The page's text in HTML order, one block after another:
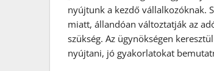
nyújtunk a kezdő vállalkozóknak.
miatt, állandóan változtatják az
szükség. Az ügynökségen
nyújtani, jó gyakorlatokat